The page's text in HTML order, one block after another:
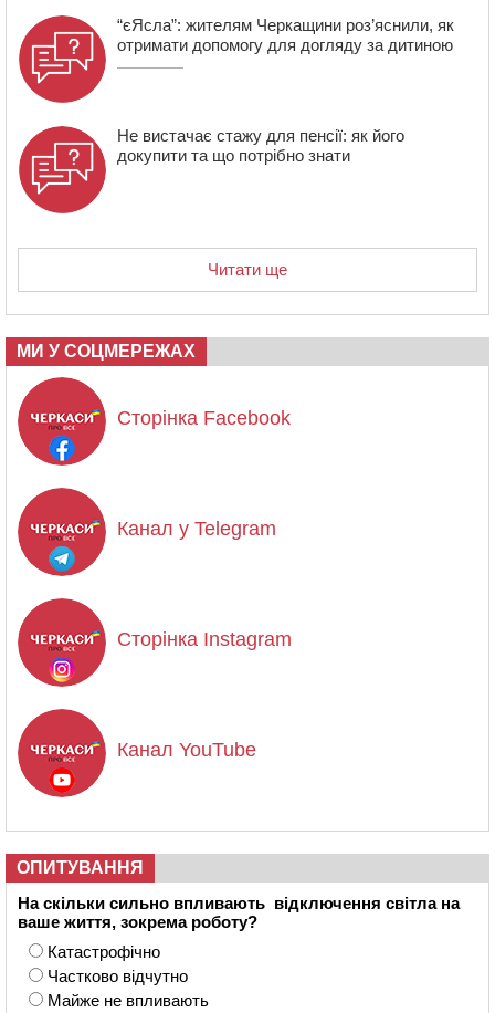
“єЯсла”: жителям Черкащини роз’яснили, як
отримати допомогу для догляду за дитиною
Не вистачає стажу для пенсії: як його
докупити та що потрібно знати
Читати ще
МИ У СОЦМЕРЕЖАХ
Сторінка Facebook
Канал у Telegram
Сторінка Instagram
Канал YouTube
ОПИТУВАННЯ
На скільки сильно впливають відключення світла на
ваше життя, зокрема роботу?
Катастрофічно
Частково відчутно
Майже не впливають